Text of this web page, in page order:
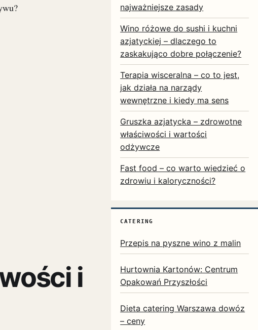
i
najważniejsze zasady
Wino różowe do sushi i kuchni
azjatyckiej – dlaczego to
zaskakująco dobre połączenie?
Terapia wisceralna – co to jest,
jak działa na narządy
wewnętrzne i kiedy ma sens
Gruszka azjatycka – zdrowotne
właściwości i wartości
odżywcze
Fast food – co warto wiedzieć o
zdrowiu i kaloryczności?
CATERING
Przepis na pyszne wino z malin
Hurtownia Kartonów: Centrum
Opakowań Przyszłości
Dieta catering Warszawa dowóz
– ceny